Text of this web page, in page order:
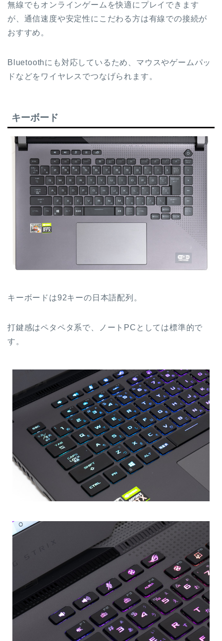
無線でもオンラインゲームを快適にプレイできます
が、通信速度や安定性にこだわる方は有線での接続が
おすすめ。
Bluetoothにも対応しているため、マウスやゲームパッ
ドなどをワイヤレスでつなげられます。
キーボード
キーボードは92キーの日本語配列。
打鍵感はペタペタ系で、ノートPCとしては標準的で
す。